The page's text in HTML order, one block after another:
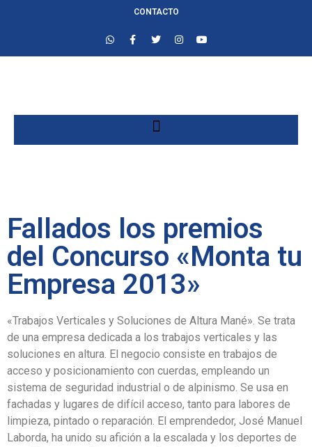
CONTACTO
Fallados los premios
del Concurso «Monta tu
Empresa 2013»
«Trabajos Verticales y Soluciones de Altura Mané». Se trata
de una empresa dedicada a los trabajos verticales y las
soluciones en altura. El negocio consiste en trabajos de
acceso y posicionamiento con cuerdas, empleando un
sistema de seguridad industrial o de alpinismo. Se usa en
fachadas y lugares de difícil acceso, tanto para labores de
limpieza, pintado o reparación. El emprendedor, José Manuel
Laborda, ha unido su afición a la escalada y los deportes de